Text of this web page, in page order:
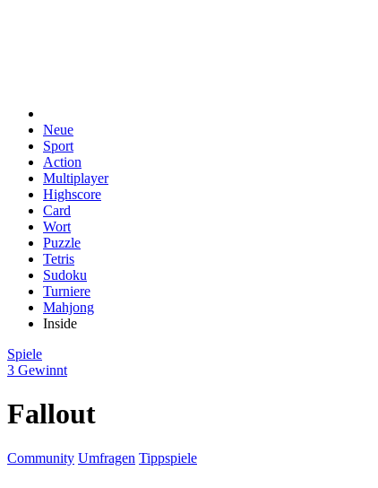
Neue
Sport
Action
Multiplayer
Highscore
Card
Wort
Puzzle
Tetris
Sudoku
Turniere
Mahjong
Inside
Spiele
3 Gewinnt
Fallout
Community Umfragen Tippspiele